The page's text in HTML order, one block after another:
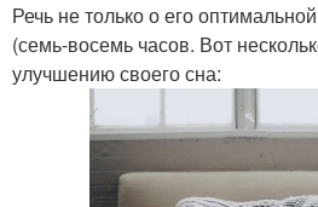
Речь не только о его
(семь-восемь часов. Вот
улучшению своего сна: